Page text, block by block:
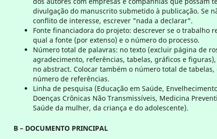
divulgação do manuscrito submetido à publicação. Se
conflito de interesse, escrever "nada a declarar".
Fonte financiadora do projeto: descrever se o trabalho
qual a fonte (por extenso) e o número do processo.
Número total de palavras: no texto (excluir página de
agradecimento, referências, tabelas, gráficos e
no abstract. Colocar também o número total de
número de referências.
Linha de pesquisa (Educação em Saúde,
Doenças Crônicas Não Transmissíveis, Medicina
Saúde da mulher, da criança e do adolescente).
B – DOCUMENTO PRINCIPAL